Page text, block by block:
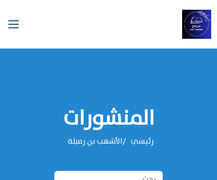
المنشورات
رئيسي ‌‌الأشهب بن رميلة